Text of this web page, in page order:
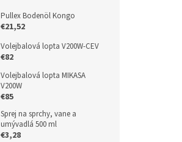
Pullex Bodenöl Kongo
€21,52
Volejbalová lopta V200W-CEV
€82
Volejbalová lopta MIKASA
V200W
€85
Sprej na sprchy, vane a
umývadlá 500 ml
€3,28